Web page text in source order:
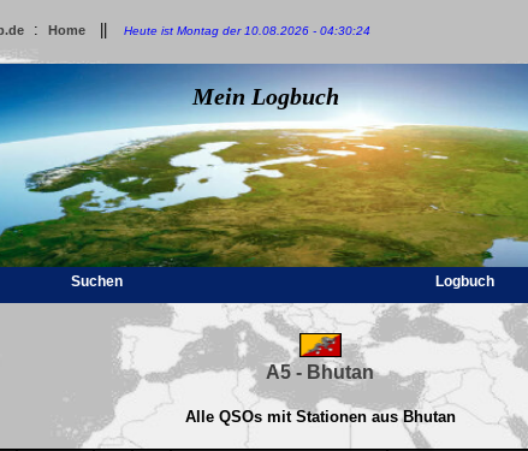
: Home Heute ist Montag der 10.08.2026 - 04:30:24
Mein Logbuch
Suchen Logbuch
A5 - Bhutan
Alle QSOs mit Stationen aus Bhutan